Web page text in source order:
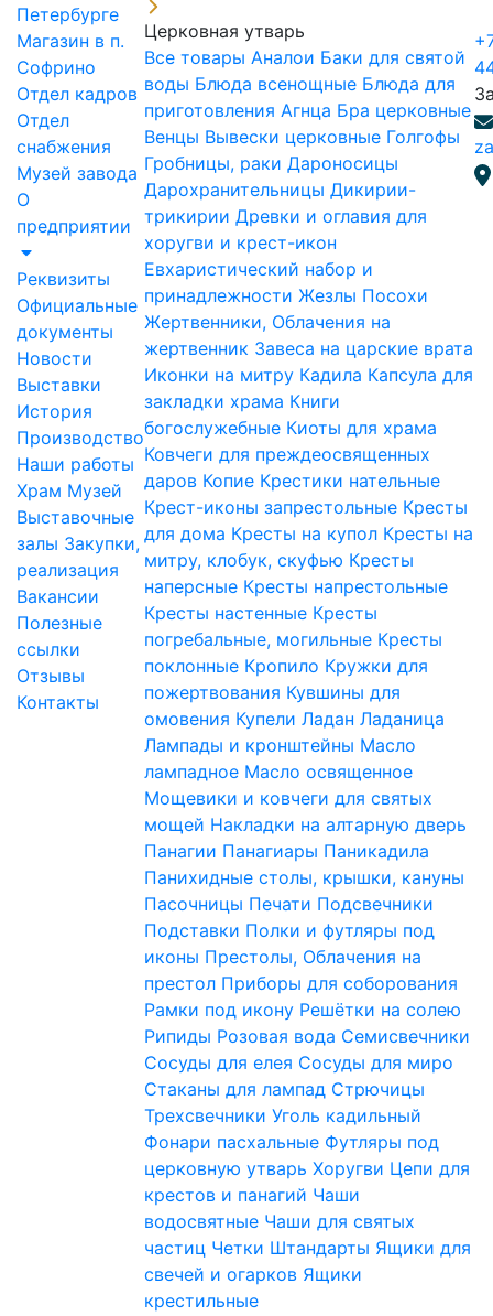
Петербурге
Магазин в п.
Софрино
Отдел кадров
Отдел
снабжения
Музей завода
О
предприятии
Реквизиты
Официальные
документы
Новости
Выставки
История
Производство
Наши работы
Храм Музей
Выставочные
залы Закупки,
реализация
Вакансии
Полезные
ссылки
Отзывы
Контакты
Церковная утварь
Все товары Аналои Баки для святой
воды Блюда всенощные Блюда для
приготовления Агнца Бра церковные
Венцы Вывески церковные Голгофы
Гробницы, раки Дароносицы
Дарохранительницы Дикирии-
трикирии Древки и оглавия для
хоругви и крест-икон
Евхаристический набор и
принадлежности Жезлы Посохи
Жертвенники, Облачения на
жертвенник Завеса на царские врата
Иконки на митру Кадила Капсула для
закладки храма Книги
богослужебные Киоты для храма
Ковчеги для преждеосвященных
даров Копие Крестики нательные
Крест-иконы запрестольные Кресты
для дома Кресты на купол Кресты на
митру, клобук, скуфью Кресты
наперсные Кресты напрестольные
Кресты настенные Кресты
погребальные, могильные Кресты
поклонные Кропило Кружки для
пожертвования Кувшины для
омовения Купели Ладан Ладаница
Лампады и кронштейны Масло
лампадное Масло освященное
Мощевики и ковчеги для святых
мощей Накладки на алтарную дверь
Панагии Панагиары Паникадила
Панихидные столы, крышки, кануны
Пасочницы Печати Подсвечники
Подставки Полки и футляры под
иконы Престолы, Облачения на
престол Приборы для соборования
Рамки под икону Решётки на солею
Рипиды Розовая вода Семисвечники
Сосуды для елея Сосуды для миро
Стаканы для лампад Стрючицы
Трехсвечники Уголь кадильный
Фонари пасхальные Футляры под
церковную утварь Хоругви Цепи для
крестов и панагий Чаши
водосвятные Чаши для святых
частиц Четки Штандарты Ящики для
свечей и огарков Ящики
крестильные